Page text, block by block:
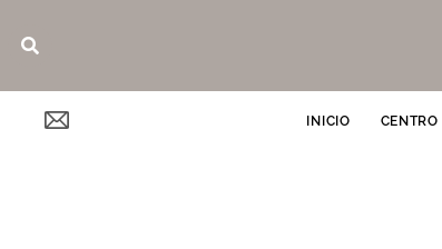
Buscar
INICIO CENTRO